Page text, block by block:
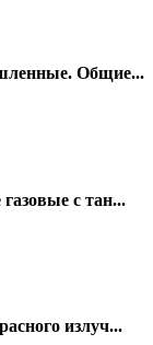
Общие...
с тан...
излуч...